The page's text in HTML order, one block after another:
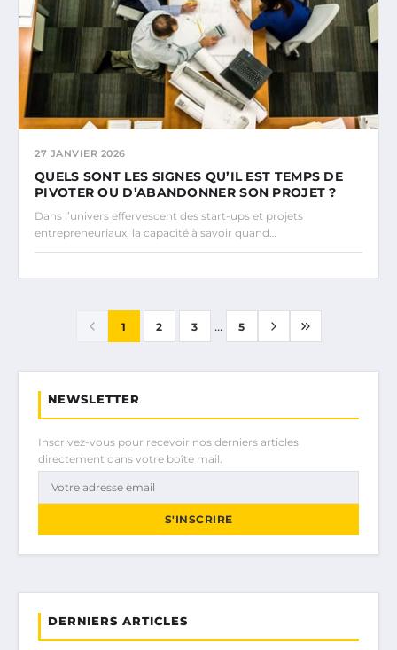
27 JANVIER 2026
QUELS SONT LES SIGNES QU’IL EST TEMPS DE
PIVOTER OU D’ABANDONNER SON PROJET ?
Dans l’univers effervescent des start-ups et projets
entrepreneuriaux, la capacité à savoir quand…
1 2 3 ... 5
NEWSLETTER
Inscrivez-vous pour recevoir nos derniers articles
directement dans votre boîte mail.
S'INSCRIRE
DERNIERS ARTICLES